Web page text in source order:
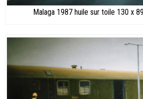
Malaga 1987 huile sur toile 130 x